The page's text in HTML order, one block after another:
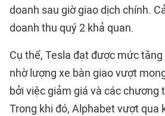
doanh sau giờ giao dịch chính.
doanh thu quý 2 khả quan.
Cụ thể, Tesla đạt được mức
nhờ lượng xe bàn giao vượt
bởi việc giảm giá và các chương
Trong khi đó, Alphabet vượt qua